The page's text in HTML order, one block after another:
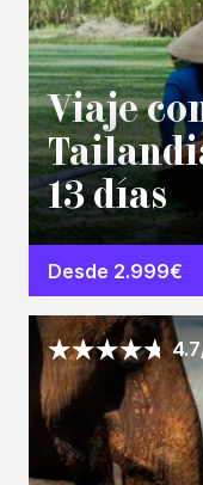
Viaje
13 días
Desde 2.999€